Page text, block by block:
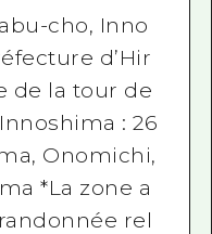
cho, Inno
d’Hir
de la tour de
: 26
Onomichi,
*La zone a
rel